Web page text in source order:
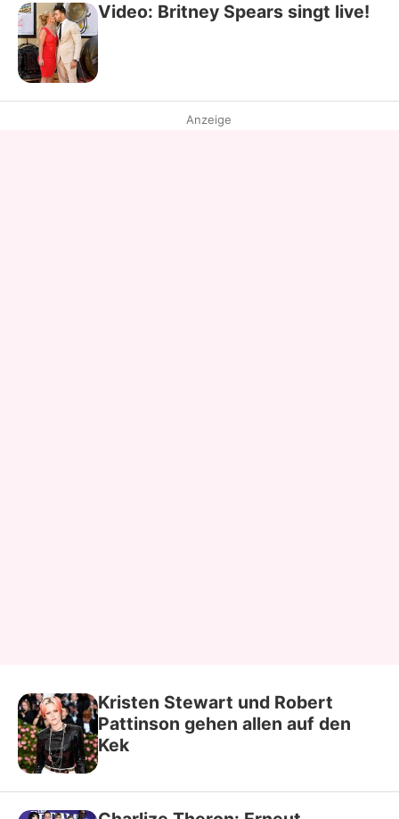
Video: Britney Spears singt live!
Anzeige
Kristen Stewart und Robert
Pattinson gehen allen auf den
Kek